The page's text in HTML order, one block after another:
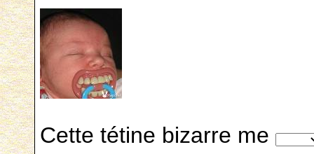
Cette tétine bizarre me